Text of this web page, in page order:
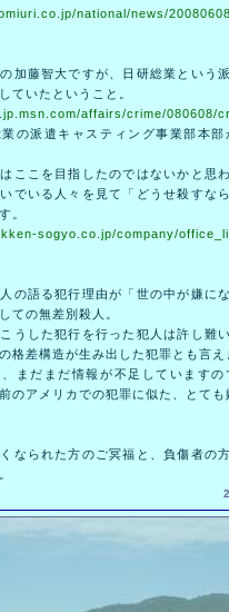
national/news/
加藤智大ですが、日研総業という
ていたということ。
affairs/crime/080608/
の派遣キャスティング事業部本
ここを目指したのではないかと思
でいる人々を見て「どうせ殺すな
。
sogyo.co.jp/company/
の語る犯行理由が「世の中が嫌に
ての無差別殺人。
うした犯行を行った犯人は許し難
格差構造が生み出した犯罪とも言え
まだまだ情報が不足しています
のアメリカでの犯罪に似た、とても
なられた方のご冥福と、負傷者の